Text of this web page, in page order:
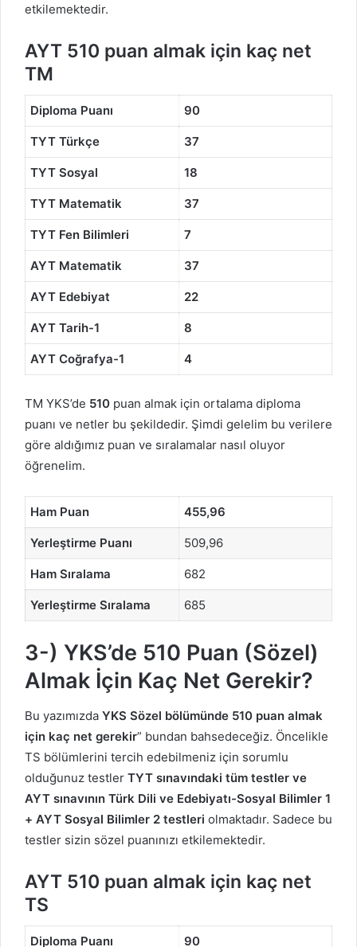
etkilemektedir.
AYT 510 puan almak için kaç net
TM
Diploma Puanı 90
TYT Türkçe 37
TYT Sosyal 18
TYT Matematik 37
TYT Fen Bilimleri 7
AYT Matematik 37
AYT Edebiyat 22
AYT Tarih-1 8
AYT Coğrafya-1 4
TM YKS’de 510 puan almak için ortalama diploma
puanı ve netler bu şekildedir. Şimdi gelelim bu verilere
göre aldığımız puan ve sıralamalar nasıl oluyor
öğrenelim.
Ham Puan 455,96
Yerleştirme Puanı 509,96
Ham Sıralama 682
Yerleştirme Sıralama 685
3-) YKS’de 510 Puan (Sözel)
Almak İçin Kaç Net Gerekir?
Bu yazımızda YKS Sözel bölümünde 510 puan almak
için kaç net gerekir” bundan bahsedeceğiz. Öncelikle
TS bölümlerini tercih edebilmeniz için sorumlu
olduğunuz testler TYT sınavındaki tüm testler ve
AYT sınavının Türk Dili ve Edebiyatı-Sosyal Bilimler 1
+ AYT Sosyal Bilimler 2 testleri olmaktadır. Sadece bu
testler sizin sözel puanınızı etkilemektedir.
AYT 510 puan almak için kaç net
TS
Diploma Puanı 90